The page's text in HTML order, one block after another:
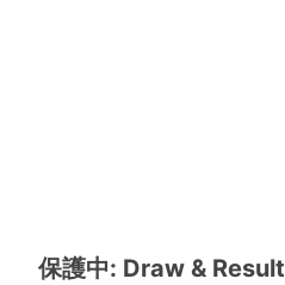
保護中: Draw & Result